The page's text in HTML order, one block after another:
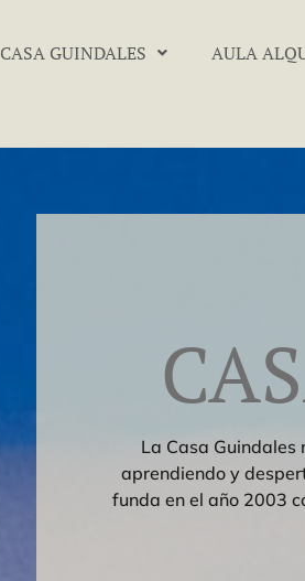
CASA GUINDALES AULA
La Casa Guindales
aprendiendo y
funda en el año 2003